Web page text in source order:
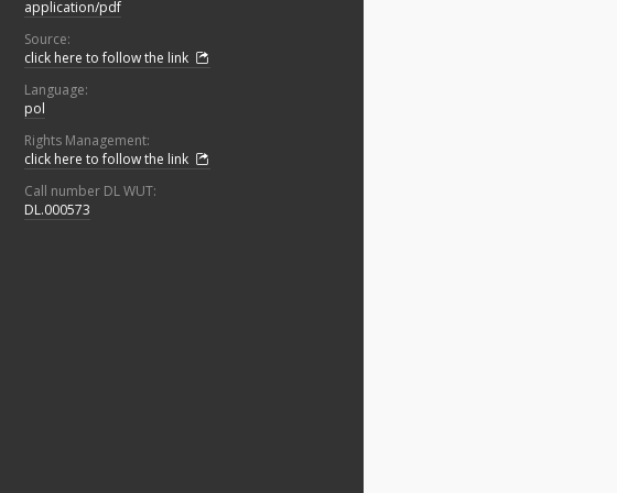
application/pdf
Source:
click here to follow the link
Language:
pol
Rights Management:
click here to follow the link
Call number DL WUT:
DL.000573